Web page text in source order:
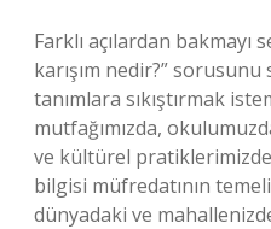
Farklı açılardan bakmayı
karışım nedir?”
tanımlara sıkıştırmak
mutfağımızda,
ve kültürel
bilgisi müfredatının
dünyadaki ve